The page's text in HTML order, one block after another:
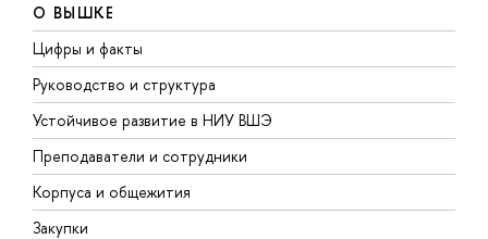
О ВЫШКЕ
Цифры и факты
Руководство и структура
Устойчивое развитие в НИУ ВШЭ
Преподаватели и сотрудники
Корпуса и общежития
Закупки